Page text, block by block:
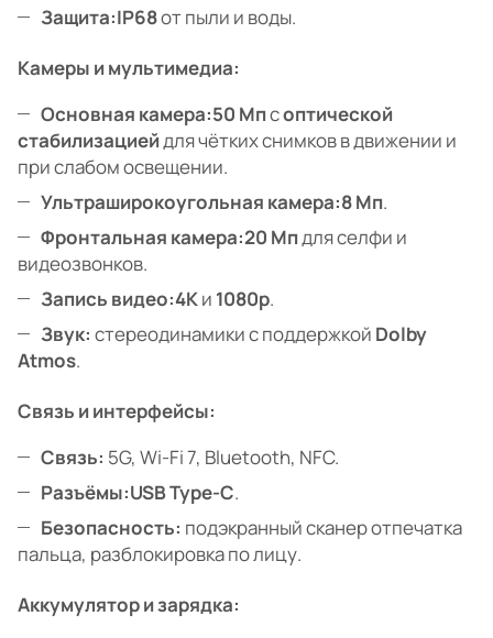
Защита:IP68от пыли и воды.
Камеры и мультимедиа:
Основная камера:50 Мпсоптической
стабилизациейдля чётких снимков в движении и
при слабом освещении.
Ультраширокоугольная камера:8 Мп.
Фронтальная камера:20 Мпдля селфи и
видеозвонков.
Запись видео:4Kи 1080p.
Звук: стереодинамики с поддержкой Dolby
Atmos.
Связь и интерфейсы:
Связь: 5G, Wi-Fi 7, Bluetooth, NFC.
Разъёмы:USB Type-C.
Безопасность: подэкранный сканер отпечатка
пальца, разблокировка по лицу.
Аккумулятор и зарядка: